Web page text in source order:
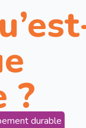
?
durable